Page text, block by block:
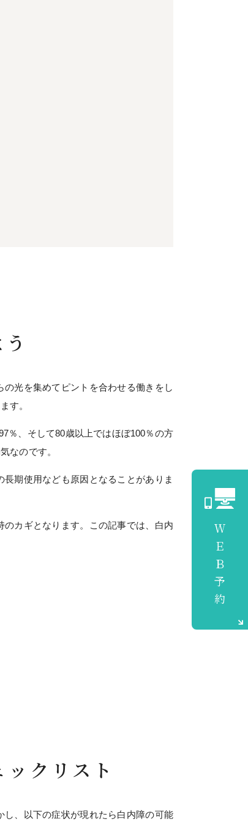
ＷＥＢ予約
光を集めてピントを合わせる働きをし
す。
％、そして80歳以上ではほぼ100％の方
なのです。
期使用なども原因となることがありま
カギとなります。この記事では、白内
クリスト
、以下の症状が現れたら白内障の可能